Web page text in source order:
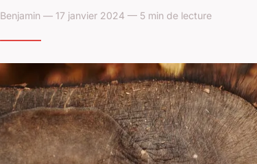
Benjamin — 17 janvier 2024 — 5 min de lecture